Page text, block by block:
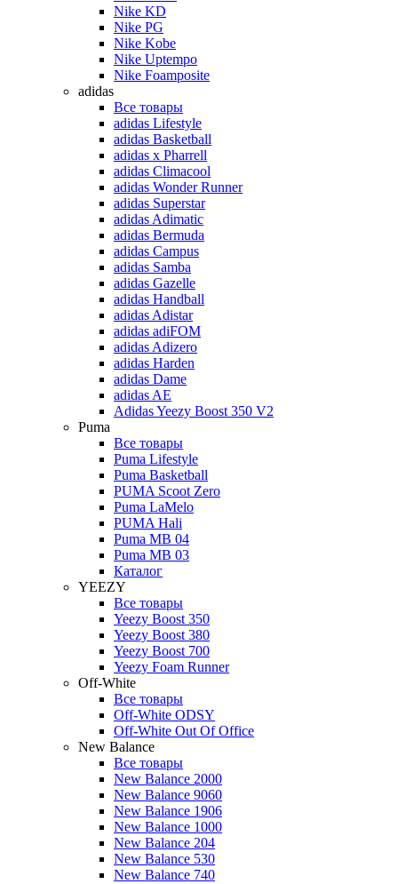
Nike KD
Nike PG
Nike Kobe
Nike Uptempo
Nike Foamposite
adidas
Все товары
adidas Lifestyle
adidas Basketball
adidas x Pharrell
adidas Climacool
adidas Wonder Runner
adidas Superstar
adidas Adimatic
adidas Bermuda
adidas Campus
adidas Samba
adidas Gazelle
adidas Handball
adidas Adistar
adidas adiFOM
adidas Adizero
adidas Harden
adidas Dame
adidas AE
Adidas Yeezy Boost 350 V2
Puma
Все товары
Puma Lifestyle
Puma Basketball
PUMA Scoot Zero
Puma LaMelo
PUMA Hali
Puma MB 04
Puma MB 03
Каталог
YEEZY
Все товары
Yeezy Boost 350
Yeezy Boost 380
Yeezy Boost 700
Yeezy Foam Runner
Off-White
Все товары
Off-White ODSY
Off-White Out Of Office
New Balance
Все товары
New Balance 2000
New Balance 9060
New Balance 1906
New Balance 1000
New Balance 204
New Balance 530
New Balance 740